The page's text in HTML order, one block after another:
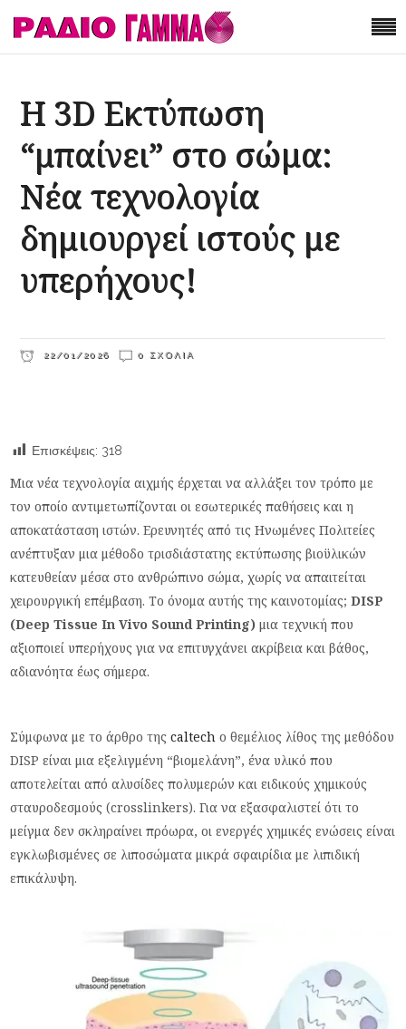
Η 3D Εκτύπωση
“μπαίνει” στο σώμα:
Νέα τεχνολογία
δημιουργεί ιστούς με
υπερήχους!
22/01/2026 0 ΣΧΌΛΙΑ
Επισκέψεις: 318
Μια νέα τεχνολογία αιχμής έρχεται να αλλάξει τον τρόπο με
τον οποίο αντιμετωπίζονται οι εσωτερικές παθήσεις και η
αποκατάσταση ιστών. Ερευνητές από τις Ηνωμένες Πολιτείες
ανέπτυξαν μια μέθοδο τρισδιάστατης εκτύπωσης βιοϋλικών
κατευθείαν μέσα στο ανθρώπινο σώμα, χωρίς να απαιτείται
χειρουργική επέμβαση. Το όνομα αυτής της καινοτομίας;DISP
(Deep Tissue In Vivo Sound Printing)μια τεχνική που
αξιοποιεί υπερήχους για να επιτυγχάνει ακρίβεια και βάθος,
αδιανόητα έως σήμερα.
Σύμφωνα με το άρθρο τηςcaltechο θεμέλιος λίθος της μεθόδου
DISP είναι μια εξελιγμένη “βιομελάνη”, ένα υλικό που
αποτελείται από αλυσίδες πολυμερών και ειδικούς χημικούς
σταυροδεσμούς (crosslinkers). Για να εξασφαλιστεί ότι το
μείγμα δεν σκληραίνει πρόωρα, οι ενεργές χημικές ενώσεις είναι
εγκλωβισμένες σε λιποσώματα μικρά σφαιρίδια με λιπιδική
επικάλυψη.